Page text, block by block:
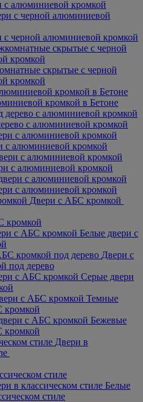
с алюминиевой кромкой
с черной алюминиевой кромкой
скрытые с черной
кромкой
кромкой в Бетоне
с алюминиевой кромкой
с алюминиевой кромкой
с алюминиевой кромкой
с алюминиевой кромкой
Двери с АБС кромкой
кромкой
Белые двери с
Двери с
под дерево
Серые двери
Темные
кромкой
Бежевые
кромкой
Двери в
стиле
Белые
стиле